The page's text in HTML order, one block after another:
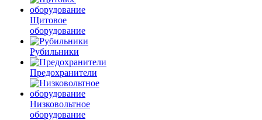
Щитовое
оборудование
Рубильники
Предохранители
Низковольтное
оборудование